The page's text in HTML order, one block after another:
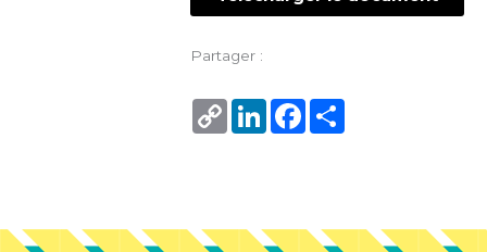
Partager :
Copy
Link
LinkedInFacebook
Share